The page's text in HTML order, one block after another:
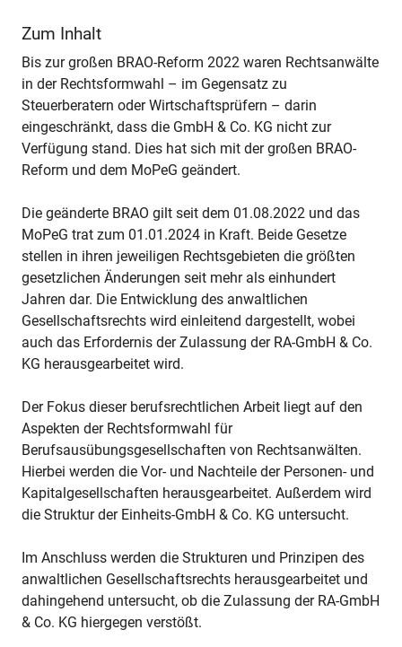
Zum Inhalt
Bis zur großen BRAO-Reform 2022 waren Rechtsanwälte
in der Rechtsformwahl – im Gegensatz zu
Steuerberatern oder Wirtschaftsprüfern – darin
eingeschränkt, dass die GmbH & Co. KG nicht zur
Verfügung stand. Dies hat sich mit der großen BRAO-
Reform und dem MoPeG geändert.
Die geänderte BRAO gilt seit dem 01.08.2022 und das
MoPeG trat zum 01.01.2024 in Kraft. Beide Gesetze
stellen in ihren jeweiligen Rechtsgebieten die größten
gesetzlichen Änderungen seit mehr als einhundert
Jahren dar. Die Entwicklung des anwaltlichen
Gesellschaftsrechts wird einleitend dargestellt, wobei
auch das Erfordernis der Zulassung der RA-GmbH & Co.
KG herausgearbeitet wird.
Der Fokus dieser berufsrechtlichen Arbeit liegt auf den
Aspekten der Rechtsformwahl für
Berufsausübungsgesellschaften von Rechtsanwälten.
Hierbei werden die Vor- und Nachteile der Personen- und
Kapitalgesellschaften herausgearbeitet. Außerdem wird
die Struktur der Einheits-GmbH & Co. KG untersucht.
Im Anschluss werden die Strukturen und Prinzipen des
anwaltlichen Gesellschaftsrechts herausgearbeitet und
dahingehend untersucht, ob die Zulassung der RA-GmbH
& Co. KG hiergegen verstößt.